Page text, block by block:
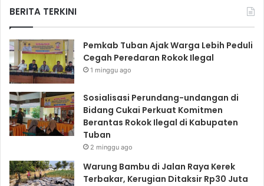
BERITA TERKINI
Pemkab Tuban Ajak Warga Lebih Peduli
Cegah Peredaran Rokok Ilegal
1 minggu ago
Sosialisasi Perundang-undangan di
Bidang Cukai Perkuat Komitmen
Berantas Rokok Ilegal di Kabupaten
Tuban
2 minggu ago
Warung Bambu di Jalan Raya Kerek
Terbakar, Kerugian Ditaksir Rp30 Juta